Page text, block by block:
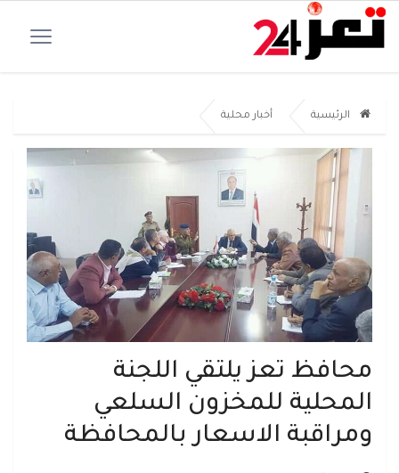
الرئيسية أخبار محلية
محافظ تعز يلتقي اللجنة
المحلية للمخزون السلعي
ومراقبة الاسعار بالمحافظة